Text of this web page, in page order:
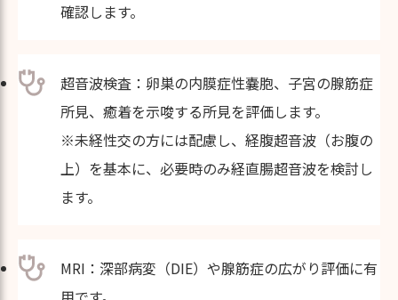
確認します。
超音波検査：卵巣の内膜症性嚢胞、子宮の腺筋症
所見、癒着を示唆する所見を評価します。
※未経性交の方には配慮し、経腹超音波（お腹の
上）を基本に、必要時のみ経直腸超音波を検討し
ます。
MRI：深部病変（DIE）や腺筋症の広がり評価に有